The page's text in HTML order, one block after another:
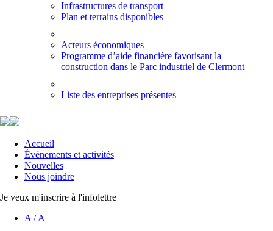
Infrastructures de transport
Plan et terrains disponibles
Acteurs économiques
Programme d’aide financière favorisant la
construction dans le Parc industriel de Clermont
Liste des entreprises présentes
Accueil
Événements et activités
Nouvelles
Nous joindre
Je veux m'inscrire à l'infolettre
A /A